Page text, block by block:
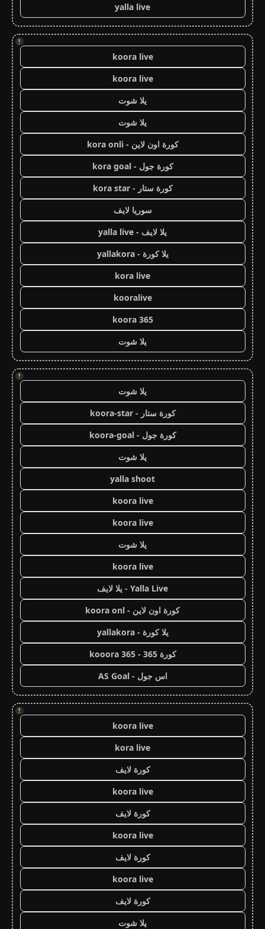
yalla live
!
koora live
koora live
يلا شوت
يلا شوت
كورة اون لاين - kora onli
كورة جول - kora goal
كورة ستار - kora star
سوريا لايف
يلا لايف - yalla live
يلا كورة - yallakora
kora live
kooralive
koora 365
يلا شوت
!
يلا شوت
كورة ستار - koora-star
كورة جول - koora-goal
يلا شوت
yalla shoot
koora live
koora live
يلا شوت
koora live
Yalla Live - يلا لايف
كورة اون لاين - koora onl
يلا كورة - yallakora
كورة 365 - kooora 365
اس جول - AS Goal
!
koora live
kora live
كورة لايف
koora live
كورة لايف
koora live
كورة لايف
koora live
كورة لايف
يلا شوت